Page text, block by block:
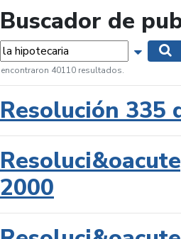
Buscador de
encontraron 40110 resultados.
Resolución 335
2000